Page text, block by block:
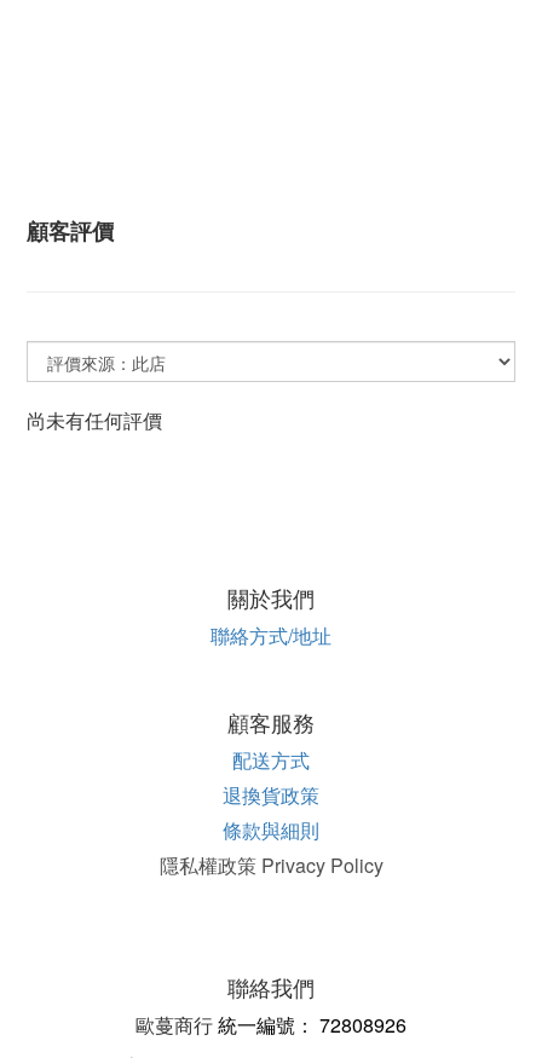
顧客評價
尚未有任何評價
關於我們
聯絡方式/地址
顧客服務
配送方式
退換貨政策
條款與細則
隱私權政策 Privacy Policy
聯絡我們
歐蔓商行統一編號： 72808926